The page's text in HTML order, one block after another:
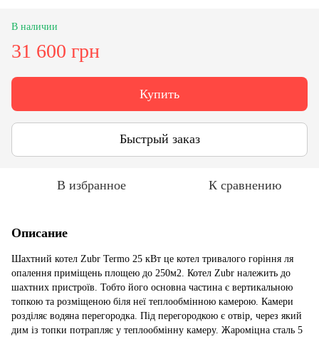
В наличии
31 600 грн
Купить
Быстрый заказ
В избранное К сравнению
Описание
Шахтний котел Zubr Termo 25 кВт це котел тривалого горіння ля
опалення приміщень площею до 250м2. Котел Zubr належить до
шахтних пристроїв. Тобто його основна частина є вертикальною
топкою та розміщеною біля неї теплообмінною камерою. Камери
розділяє водяна перегородка. Під перегородкою є отвір, через який
дим із топки потрапляє у теплообмінну камеру. Жароміцна сталь 5